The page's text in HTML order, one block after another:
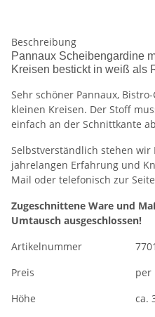
Beschreibung
Pannaux Scheibengardine
Kreisen bestickt in weiß als
Sehr schöner Pannaux,
kleinen Kreisen. Der Stoff
einfach an der Schnittkante
Selbstverständlich stehen
jahrelangen Erfahrung und
Mail oder telefonisch zur
Zugeschnittene Ware und
Umtausch ausgeschlossen!
Artikelnummer
Preis
per
Höhe
ca.